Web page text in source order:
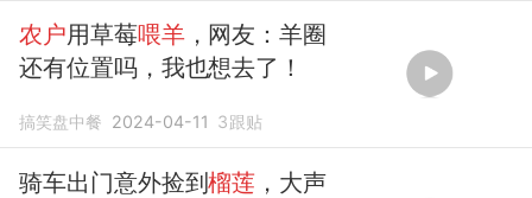
农户用草莓喂羊，网友：羊圈
还有位置吗，我也想去了！
搞笑盘中餐 2024-04-11 3跟贴
骑车出门意外捡到榴莲 ，大声